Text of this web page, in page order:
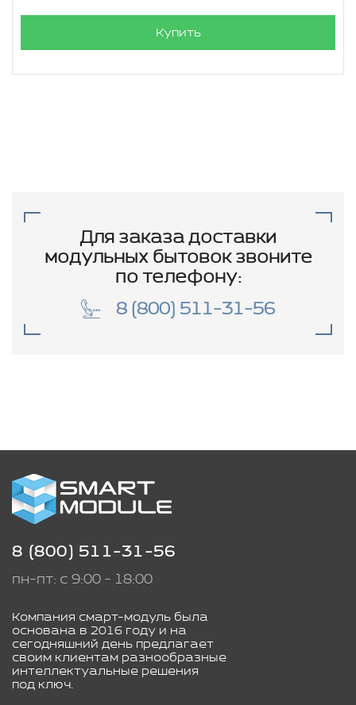
Купить
Для заказа доставки
модульных бытовок звоните
по телефону:
8 (800) 511-31-56
8 (800) 511-31-56
пн-пт: с 9:00 - 18:00
Компания смарт-модуль была
основана в 2016 году и на
сегодняшний день предлагает
своим клиентам разнообразные
интеллектуальные решения
под ключ.